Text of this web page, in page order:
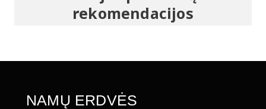
rekomendacijos
NAMŲ ERDVĖS